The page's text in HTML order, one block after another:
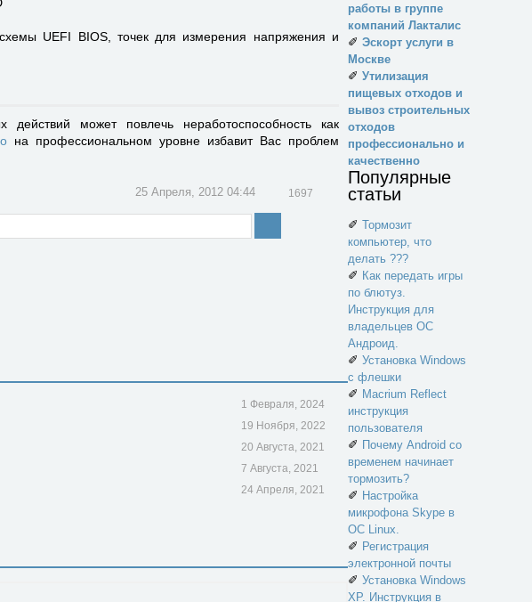
UEFI BIOS, точек для измерения напряжения и
может повлечь неработоспособность как
на профессиональном уровне избавит Вас проблем
25 Апреля, 2012 04:44 1697
1 Февраля, 2024
19 Ноября, 2022
20 Августа, 2021
7 Августа, 2021
24 Апреля, 2021
работы в группе
компаний Лакталис
✐ Эскорт услуги в
Москве
✐ Утилизация
пищевых отходов и
вывоз строительных
отходов
профессионально и
качественно
Популярные
статьи
✐ Тормозит
компьютер, что
делать ???
✐ Как передать игры
по блютуз.
Инструкция для
владельцев ОС
Андроид.
✐ Установка Windows
с флешки
✐ Macrium Reflect
инструкция
пользователя
✐ Почему Android со
временем начинает
тормозить?
✐ Настройка
микрофона Skype в
ОС Linux.
✐ Регистрация
электронной почты
✐ Установка Windows
XP. Инструкция в